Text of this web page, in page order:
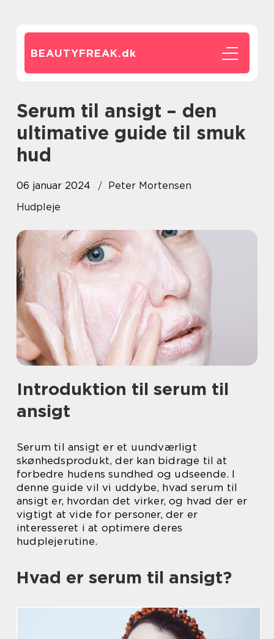
BEAUTYFREAK.dk
Serum til ansigt – den
ultimative guide til smuk
hud
06 januar 2024
Peter Mortensen
Hudpleje
Introduktion til serum til
ansigt
Serum til ansigt er et uundværligt
skønhedsprodukt, der kan bidrage til at
forbedre hudens sundhed og udseende. I
denne guide vil vi uddybe, hvad serum til
ansigt er, hvordan det virker, og hvad der er
vigtigt at vide for personer, der er
interesseret i at optimere deres
hudplejerutine.
Hvad er serum til ansigt?